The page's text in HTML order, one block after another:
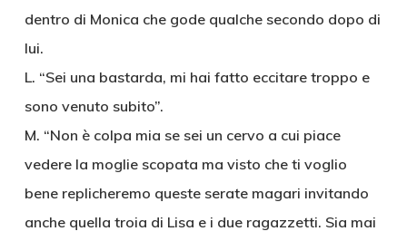
dentro di Monica che gode qualche secondo dopo di
lui.
L. “Sei una bastarda, mi hai fatto eccitare troppo e
sono venuto subito”.
M. “Non è colpa mia se sei un cervo a cui piace
vedere la moglie scopata ma visto che ti voglio
bene replicheremo queste serate magari invitando
anche quella troia di Lisa e i due ragazzetti. Sia mai